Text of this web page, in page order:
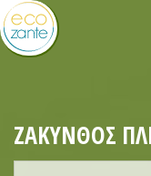
ΖΆΚΥΝΘΟΣ